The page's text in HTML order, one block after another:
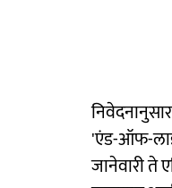
'एंड-ऑफ-
जानेवारी ते